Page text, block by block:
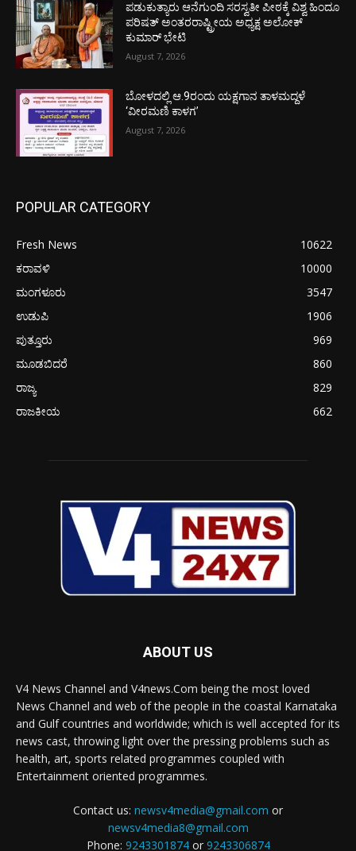
ಪಡುಕುತ್ಯಾರು ಆನೆಗುಂದಿ ಸರಸ್ವತೀ ಪೀಠಕ್ಕೆ ವಿಶ್ವ ಹಿಂದೂ
ಪರಿಷತ್ ಅಂತರರಾಷ್ಟ್ರೀಯ ಅಧ್ಯಕ್ಷ ಅಲೋಕ್
ಕುಮಾರ್ ಭೇಟಿ
August 7, 2026
ಬೋಳದಲ್ಲಿ ಆ.9ರಂದು ಯಕ್ಷಗಾನ ತಾಳಮದ್ದಳೆ
‘ವೀರಮಣಿ ಕಾಳಗ’
August 7, 2026
POPULAR CATEGORY
Fresh News
10622
ಕರಾವಳಿ
10000
ಮಂಗಳೂರು
3547
ಉಡುಪಿ
1906
ಪುತ್ತೂರು
969
ಮೂಡಬಿದರೆ
860
ರಾಜ್ಯ
829
ರಾಜಕೀಯ
662
ABOUT US
V4 News Channel and V4news.Com being the most loved
News Channel and web of the people in the coastal Karnataka
and Gulf countries and worldwide; which is well accepted for its
news cast, throwing light over the pressing problems such as
health, art, sports related programmes coupled with
Entertainment oriented programmes.
Contact us: newsv4media@gmail.com or
newsv4media8@gmail.com
Phone: 9243301874or 9243306874